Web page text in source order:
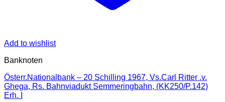
Add to wishlist
Banknoten
Österr.Nationalbank – 20 Schilling 1967, Vs.Carl Ritter .v.
Ghega, Rs. Bahnviadukt Semmeringbahn, (KK250/P.142)
Erh. I